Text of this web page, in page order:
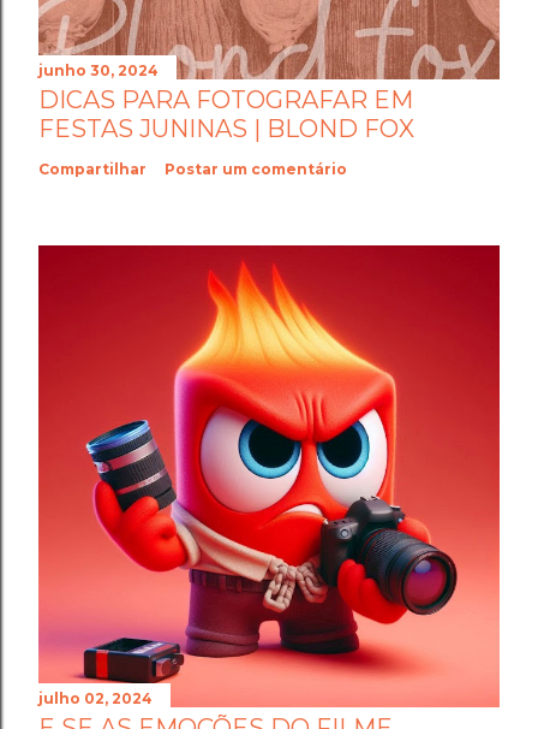
junho 30, 2024
DICAS PARA FOTOGRAFAR EM
FESTAS JUNINAS | BLOND FOX
Compartilhar Postar um comentário
julho 02, 2024